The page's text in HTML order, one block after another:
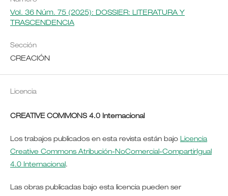
Vol. 36 Núm. 75 (2025): DOSSIER: LITERATURA Y
TRASCENDENCIA
Sección
CREACIÓN
Licencia
CREATIVE COMMONS 4.0 Internacional
Los trabajos publicados en esta revista están bajo Licencia
Creative Commons Atribución-NoComercial-CompartirIgual
4.0 Internacional.
Las obras publicadas bajo esta licencia pueden ser